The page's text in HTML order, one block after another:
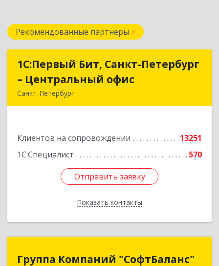
Рекомендованные партнеры
1С:Первый Бит, Санкт-Петербург
– Центральный офис
Санкт-Петербург
Клиентов на сопровождении
13251
1С:Специалист
570
Отправить заявку
Показать контакты
1С:Первый Бит, Санкт-Петербург
– Центральный офис
Отправить заявку
Назад
Группа Компаний "СофтБаланс"
Группа Компаний "СофтБаланс"